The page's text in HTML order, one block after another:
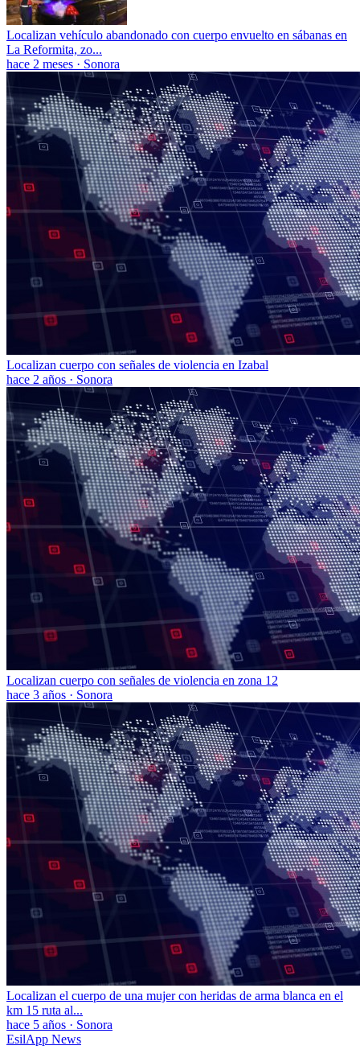
Localizan vehículo abandonado con cuerpo envuelto en sábanas en
La Reformita, zo...
hace 2 meses · Sonora
Localizan cuerpo con señales de violencia en Izabal
hace 2 años · Sonora
Localizan cuerpo con señales de violencia en zona 12
hace 3 años · Sonora
Localizan el cuerpo de una mujer con heridas de arma blanca en el
km 15 ruta al...
hace 5 años · Sonora
EsilApp News